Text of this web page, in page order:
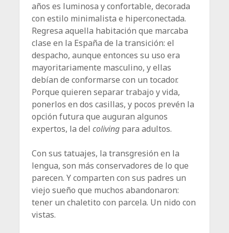
años es luminosa y confortable, decorada
con estilo minimalista e hiperconectada.
Regresa aquella habitación que marcaba
clase en la España de la transición: el
despacho, aunque entonces su uso era
mayoritariamente masculino, y ellas
debían de conformarse con un tocador.
Porque quieren separar trabajo y vida,
ponerlos en dos casillas, y pocos prevén la
opción futura que auguran algunos
expertos, la del coliving para adultos.
Con sus tatuajes, la transgresión en la
lengua, son más conservadores de lo que
parecen. Y comparten con sus padres un
viejo sueño que muchos abandonaron:
tener un chaletito con parcela. Un nido con
vistas.